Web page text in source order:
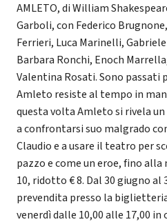
AMLETO, di William
Garboli, con Federico
Ferrieri, Luca Marinelli,
Barbara Ronchi, Enoch
Valentina Rosati. Sono passati
Amleto resiste al tempo in
questa volta Amleto si rivela
a confrontarsi suo malgrado
Claudio e a usare il teatro per
pazzo e come un eroe, fino
10, ridotto € 8. Dal 30 giugno
prevendita presso la
venerdì dalle 10,00 alle 17,00